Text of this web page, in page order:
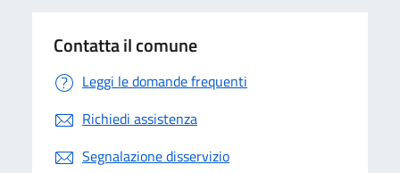
Contatta il comune
Leggi le domande frequenti
Richiedi assistenza
Segnalazione disservizio